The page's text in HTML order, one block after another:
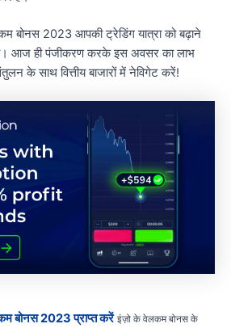
बोनस 2023 आपकी ट्रेडिंग यात्रा को बढ़ाने
आज ही पंजीकरण करके इस अवसर का लाभ
के साथ वित्तीय बाजारों में नेविगेट करें!
बोनस 2023 प्राप्त करें इंज़ो के वेलकम बोनस के